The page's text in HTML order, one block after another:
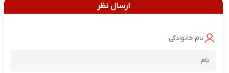
ارسال نظر
نام خانوادگی: